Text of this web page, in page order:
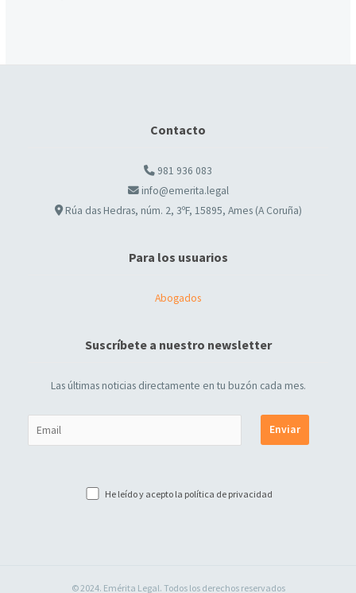
Contacto
981 936 083
info@emerita.legal
Rúa das Hedras, núm. 2, 3ºF, 15895, Ames (A Coruña)
Para los usuarios
Abogados
Suscríbete a nuestro newsletter
Las últimas noticias directamente en tu buzón cada mes.
He leído y acepto la política de privacidad
© 2024. Emérita Legal. Todos los derechos reservados